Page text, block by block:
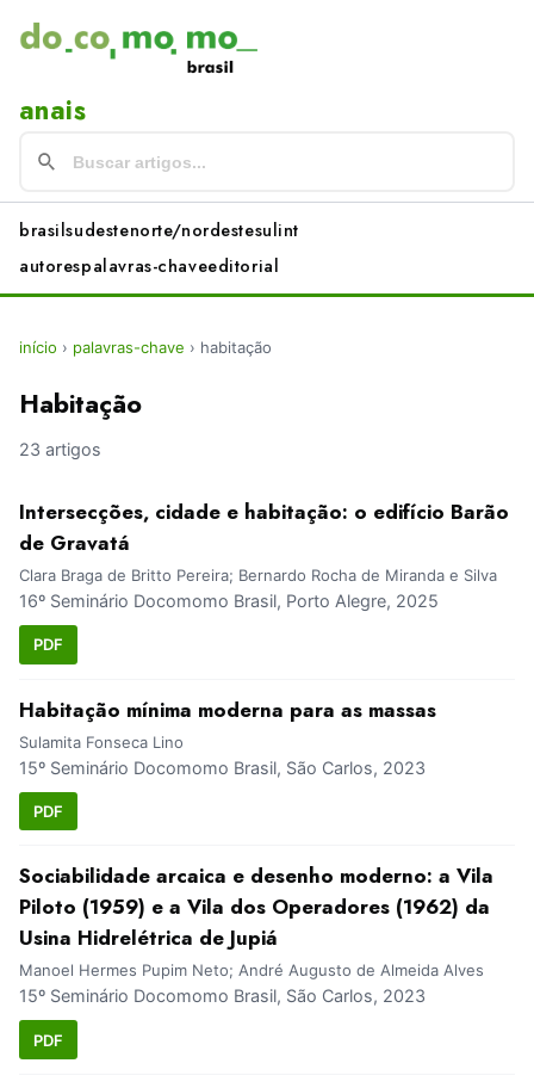
anais
brasilsudestenorte/nordestesulint
autorespalavras-chaveeditorial
início › palavras-chave › habitação
Habitação
23 artigos
Intersecções, cidade e habitação: o edifício Barão
de Gravatá
Clara Braga de Britto Pereira; Bernardo Rocha de Miranda e Silva
16º Seminário Docomomo Brasil, Porto Alegre, 2025
PDF
Habitação mínima moderna para as massas
Sulamita Fonseca Lino
15º Seminário Docomomo Brasil, São Carlos, 2023
PDF
Sociabilidade arcaica e desenho moderno: a Vila
Piloto (1959) e a Vila dos Operadores (1962) da
Usina Hidrelétrica de Jupiá
Manoel Hermes Pupim Neto; André Augusto de Almeida Alves
15º Seminário Docomomo Brasil, São Carlos, 2023
PDF